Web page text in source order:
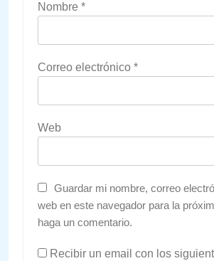
Nombre *
Correo electrónico *
Web
Guardar mi nombre, correo
web en este navegador para la
haga un comentario.
Recibir un email con los